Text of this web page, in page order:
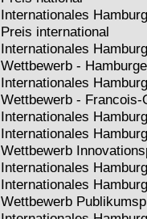
Internationales
Preis international
Internationales
Wettbewerb -
Internationales
Wettbewerb - Francois-
Internationales
Internationales
Wettbewerb
Internationales
Internationales
Wettbewerb